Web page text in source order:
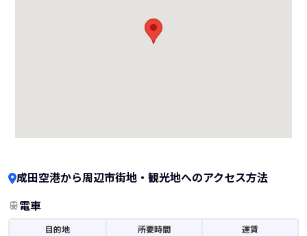
成田空港から周辺市街地・観光地へのアクセス方法
電車
目的地 所要時間 運賃